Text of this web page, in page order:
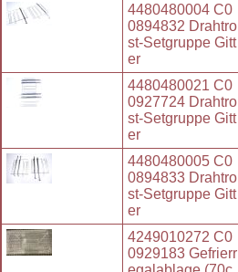
4480480004 C0
0894832 Drahtro
st-Setgruppe Gitt
er
4480480021 C0
0927724 Drahtro
st-Setgruppe Gitt
er
4480480005 C0
0894833 Drahtro
st-Setgruppe Gitt
er
4249010272 C0
0929183 Gefrierr